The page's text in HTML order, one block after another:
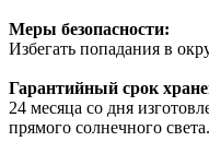
Меры безопасности:
Избегать попадания в
Гарантийный срок
24 месяца со дня
прямого солнечного света.